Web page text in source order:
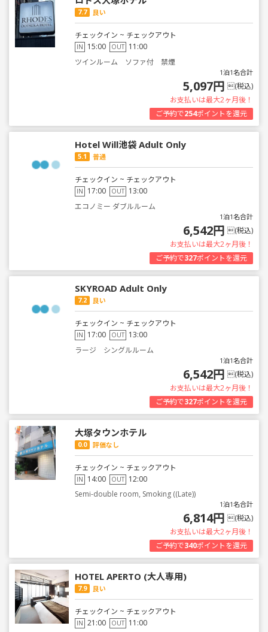
7.7 良い
チェックイン ~ チェックアウト
IN 15:00 OUT 11:00
ツインルーム ソファ付 禁煙
1泊1名合計
5,097円 (税込)
お支払いは最大2ヶ月後！
ご予約で254ポイントを還元
Hotel Will池袋 Adult Only
5.1 普通
チェックイン ~ チェックアウト
IN 17:00 OUT 13:00
エコノミー ダブルルーム
1泊1名合計
6,542円 (税込)
お支払いは最大2ヶ月後！
ご予約で327ポイントを還元
SKYROAD Adult Only
7.2 良い
チェックイン ~ チェックアウト
IN 17:00 OUT 13:00
ラージ シングルルーム
1泊1名合計
6,542円 (税込)
お支払いは最大2ヶ月後！
ご予約で327ポイントを還元
大塚タウンホテル
0.0 評価なし
チェックイン ~ チェックアウト
IN 14:00 OUT 12:00
Semi-double room, Smoking ((Late))
1泊1名合計
6,814円 (税込)
お支払いは最大2ヶ月後！
ご予約で340ポイントを還元
HOTEL APERTO (大人専用)
7.9 良い
チェックイン ~ チェックアウト
IN 21:00 OUT 11:00